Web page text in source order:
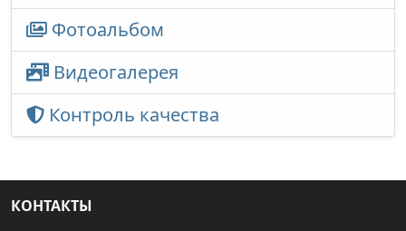
Фотоальбом
Видеогалерея
Контроль качества
КОНТАКТЫ